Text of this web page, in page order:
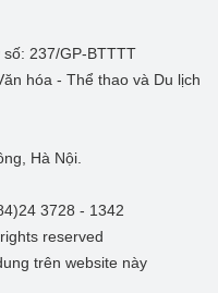
237/GP-BTTTT
hóa - Thể thao và Du lịch
Hà Nội.
3728 - 1342
reserved
trên website này